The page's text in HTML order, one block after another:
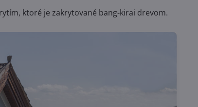
ktoré je zakrytované bang-kirai drevom.